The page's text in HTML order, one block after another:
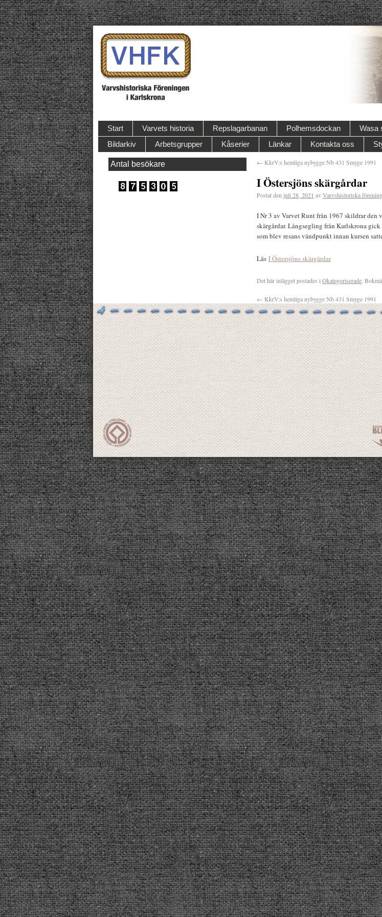
Start Varvets historia Repslagarbanan Polhemsdockan Wasa
Bildarkiv
Arbetsgrupper Kåserier Länkar Kontakta oss
Antal besökare ← KkrV:s hemliga nybygge Nb 431 Smyge 1991
I Östersjöns skärgårdar
Postat den juli 28, 2021 avVarvshistoriska
I Nr 3 av Varvet Runt från 1967 skildrar den
skärgårdar. Långsegling från Karlskrona
som blev resans vändpunkt innan kursen
Läs I Östersjöns skärgårdar
Det här inlägget postades i Okategoriserade.
← KkrV:s hemliga nybygge Nb 431 Smyge 1991